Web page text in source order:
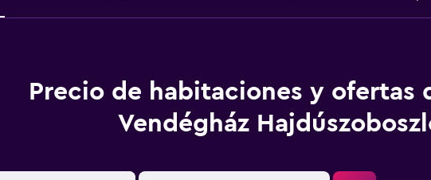
Precio de habitaciones y ofertas
Vendégház